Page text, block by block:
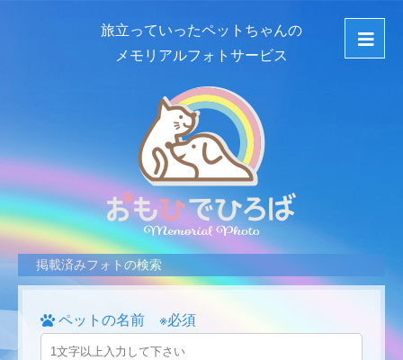
旅立っていったペットちゃんの
メモリアルフォトサービス
掲載済みフォトの検索
ペットの名前 ※必須